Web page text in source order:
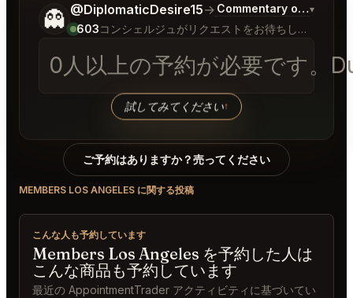
👻 @DiplomaticDesire15→ Commentary on Latest
▾
603 コンシェルジュがリクエストをお待ちしています
0人以上の予約が必要です。
試してみてください↑
ご希望についてもう少し詳しく教えてください。
ご予約はありますか？売ってください
MEMBERS LOS ANGELES に関する投稿
こんな人も予約しています
Members Los Angeles を予約した人は
こんな商品も予約しています
最近の AppointmentTrader アクティビティに基づいてい